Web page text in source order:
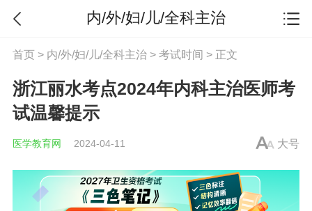
内/外/妇/儿/全科主治
首页> 内/外/妇/儿/全科主治> 考试时间 > 正文
浙江丽水考点2024年内科主治医师考
试温馨提示
医学教育网 2024-04-11 大号